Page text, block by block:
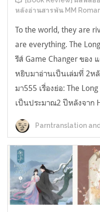
หลังอ่านสารพัน MM
To the world, they are
are everything. The
รีส์ Game Changer ของ
หยิบมาอ่านเป็นเล่มที่ 2ห
มา555 เรื่องย่อ: The
เป็นประมาณ2 ปีหลังจาก
Parntranslation